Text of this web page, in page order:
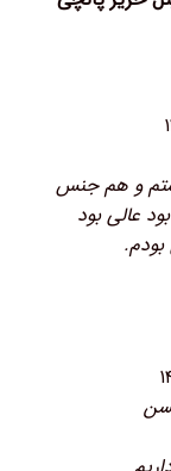
و هم جنس
عالی بود